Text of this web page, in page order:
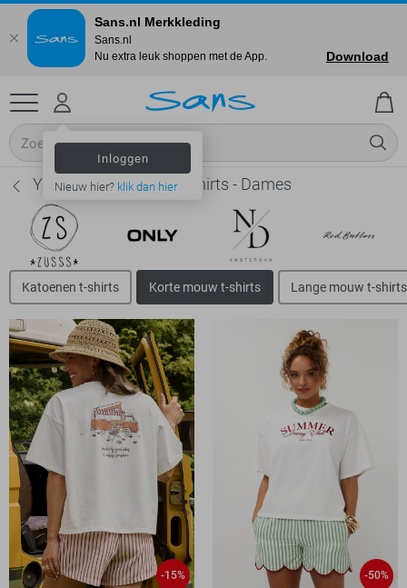
Inloggen
Nieuw hier? klik dan hier
Ydence Korte mouw t-shirts - Dames
Katoenen t-shirts Korte mouw t-shirts Lange mouw t-shirts
-15% -50%
Sans.nl Merkkleding
Sans.nl
Nu extra leuk shoppen met de App.
Download